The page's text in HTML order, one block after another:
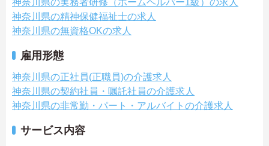
神奈川県の実務者研修（ホームヘルパー1級）の求人
神奈川県の精神保健福祉士の求人
神奈川県の無資格OKの求人
雇用形態
神奈川県の正社員(正職員)の介護求人
神奈川県の契約社員・嘱託社員の介護求人
神奈川県の非常勤・パート・アルバイトの介護求人
サービス内容